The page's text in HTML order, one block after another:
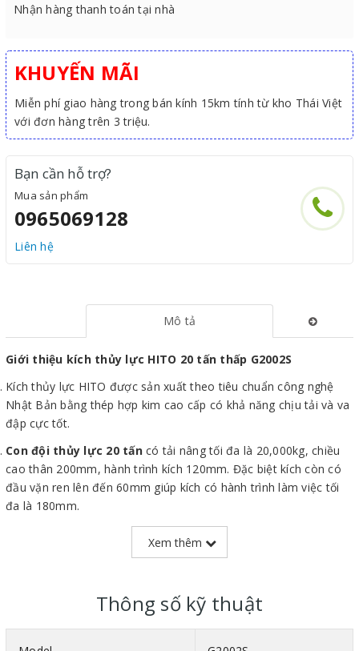
Nhận hàng thanh toán tại nhà
KHUYẾN MÃI
Miễn phí giao hàng trong bán kính 15km tính từ kho Thái Việt
với đơn hàng trên 3 triệu.
Bạn cần hỗ trợ?
Mua sản phẩm
0965069128
Liên hệ
Mô tả
Giới thiệu kích thủy lực HITO 20 tấn thấp G2002S
Kích thủy lực HITO được sản xuất theo tiêu chuẩn công nghệ
Nhật Bản bằng thép hợp kim cao cấp có khả năng chịu tải và va
đập cực tốt.
Con đội thủy lực 20 tấncó tải nâng tối đa là 20,000kg, chiều
cao thân 200mm, hành trình kích 120mm. Đặc biệt kích còn có
đầu vặn ren lên đến 60mm giúp kích có hành trình làm việc tối
đa là 180mm.
dài hạn lên đến 12 tháng trong suốt quá trình sử dụng.
Xem thêm
Thông số kỹ thuật